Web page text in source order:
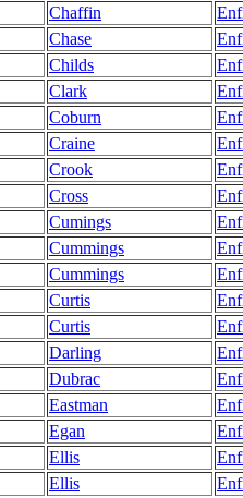
Chaffin
Chase
Childs
Clark
Coburn
Craine
Crook
Cross
Cumings
Cummings
Cummings
Curtis
Curtis
Darling
Dubrac
Eastman
Egan
Ellis
Ellis